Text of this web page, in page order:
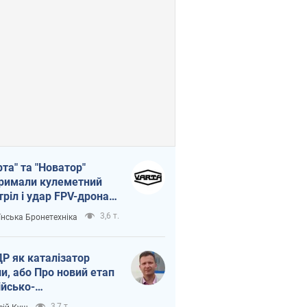
та "Новатор"
кулеметний
і удар FPV-дрона,
життя
ЗСУ
Бронетехніка 3,6 т.
як каталізатор
або Про новий етап